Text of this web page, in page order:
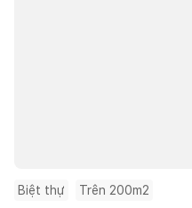
Biệt thự Trên 200m2